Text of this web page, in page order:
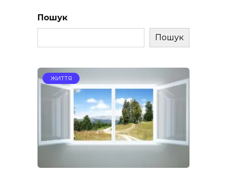
Пошук
Пошук
ЖИТТЯ